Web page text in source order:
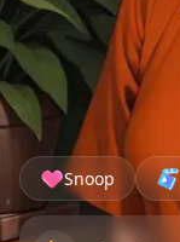
Snoop